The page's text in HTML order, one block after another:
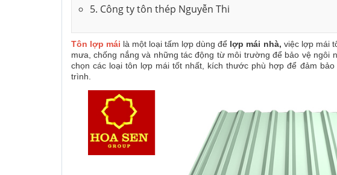
5. Công ty tôn thép Nguyễn Thi
Tôn lợp mái là một loại tấm lợp dùng để lợp mái nhà, việc lợp mái
mưa, chống nắng và những tác động từ môi trường để bảo vệ ngôi
chọn các loại tôn lợp mái tốt nhất, kích thước phù hợp để đảm
trình.